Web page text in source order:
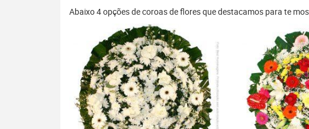
Abaixo 4 opções de coroas de flores que destacamos para te